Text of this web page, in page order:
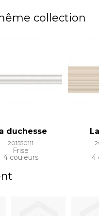
collection
duchesse
201550111
Frise
4 couleurs 4